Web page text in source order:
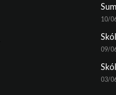
10/
09/
03/